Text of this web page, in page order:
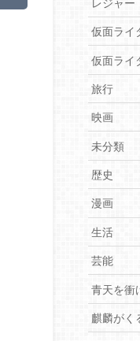
仮面ライ
仮面ライ
旅行
映画
未分類
歴史
漫画
生活
芸能
青天を衝
麒麟がく